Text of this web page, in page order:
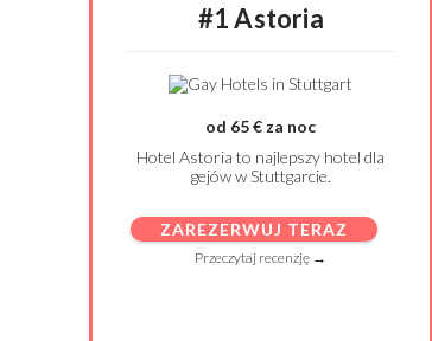
#1 Astoria
od 65 € za noc
Hotel Astoria to najlepszy hotel dla
gejów w Stuttgarcie.
ZAREZERWUJ TERAZ
Przeczytaj recenzję →